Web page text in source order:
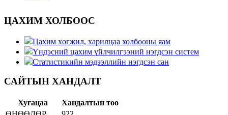
ЦАХИМ ХОЛБООС
Цахим хөгжил, харилцаа холбооны яам
Үндэсний цахим үйлчилгээний нэгдсэн систем
Статистикийн мэдээллийн нэгдсэн сан
САЙТЫН ХАНДАЛТ
Хугацаа
Хандалтын тоо